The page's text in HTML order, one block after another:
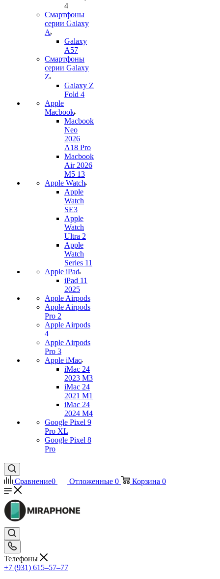
4
Смартфоны
серии Galaxy
A
Galaxy
A57
Смартфоны
серии Galaxy
Z
Galaxy Z
Fold 4
Apple
Macbook
Macbook
Neo
2026
A18 Pro
Macbook
Air 2026
M5 13
Apple Watch
Apple
Watch
SE3
Apple
Watch
Ultra 2
Apple
Watch
Series 11
Apple iPad
iPad 11
2025
Apple Airpods
Apple Airpods
Pro 2
Apple Airpods
4
Apple Airpods
Pro 3
Apple iMac
iMac 24
2023 M3
iMac 24
2021 M1
iMac 24
2024 M4
Google Pixel 9
Pro XL
Google Pixel 8
Pro
Сравнение0 Отложенные 0 Корзина 0
Телефоны
+7 (931) 615‒57‒77